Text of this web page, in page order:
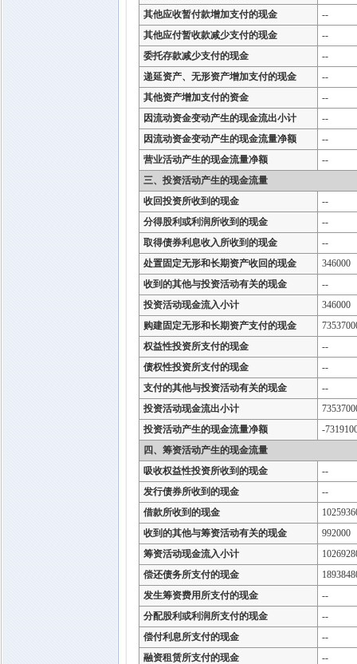
其他应收暂付款增加支付的现金
--
其他应付暂收款减少支付的现金
--
委托存款减少支付的现金
--
递延资产、无形资产增加支付的现金
--
其他资产增加支付的资金
--
因流动资金变动产生的现金流出小计
--
因流动资金变动产生的现金流量净额
--
营业活动产生的现金流量净额
--
三、投资活动产生的现金流量
收回投资所收到的现金
--
分得股利或利润所收到的现金
--
取得债券利息收入所收到的现金
--
处置固定无形和长期资产收回的现金
346000
收到的其他与投资活动有关的现金
--
投资活动现金流入小计
346000
购建固定无形和长期资产支付的现金
权益性投资所支付的现金
--
债权性投资所支付的现金
--
支付的其他与投资活动有关的现金
--
投资活动现金流出小计
投资活动产生的现金流量净额
-
四、筹资活动产生的现金流量
吸收权益性投资所收到的现金
--
发行债券所收到的现金
--
借款所收到的现金
收到的其他与筹资活动有关的现金
992000
筹资活动现金流入小计
偿还债务所支付的现金
发生筹资费用所支付的现金
--
分配股利或利润所支付的现金
--
偿付利息所支付的现金
--
融资租赁所支付的现金
--